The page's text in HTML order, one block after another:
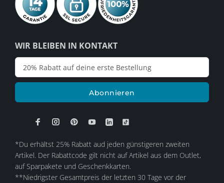
WIR BLEIBEN IN KONTAKT
Abonnieren
*Du erhältst 25% Rabatt aud jeden günstigeren zweiten
Artikel. Der Rabattcode gilt nicht auf Artikel aus dem Outlet,
auf Sparpakete und Geschenkkarten.
**Niedrigster Gesamtpreis der letzten 30 Tage vor der